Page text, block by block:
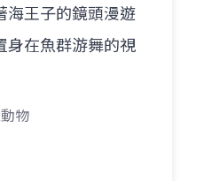
海王子的鏡頭漫遊
身在魚群游舞的視
物